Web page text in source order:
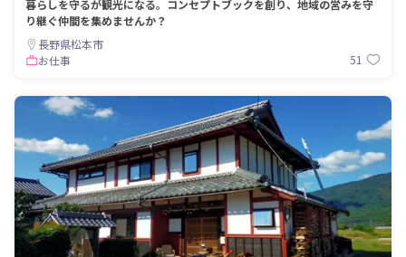
暮らしを守るが観光になる。コンセプトブックを創り、地域の営みを守
り継ぐ仲間を集めませんか？
長野県松本市
お仕事
51